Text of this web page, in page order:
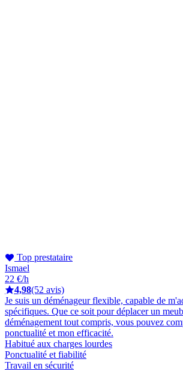
Top prestataire
Ismael
22 €/h
4,98(52 avis)
Je suis un déménageur flexible, capable de
spécifiques. Que ce soit pour déplacer un
déménagement tout compris, vous pouvez
ponctualité et mon efficacité.
Habitué aux charges lourdes
Ponctualité et fiabilité
Travail en sécurité